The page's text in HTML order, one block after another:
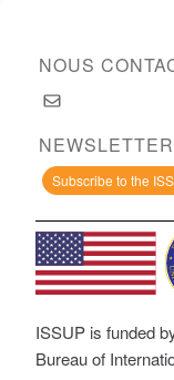
NOUS
NEWSLETTER
Subscribe to the
ISSUP is funded
Bureau of